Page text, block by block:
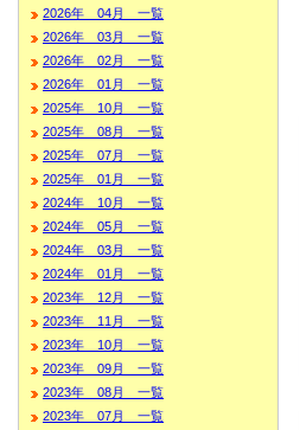
2026年 04月 一覧
2026年 03月 一覧
2026年 02月 一覧
2026年 01月 一覧
2025年 10月 一覧
2025年 08月 一覧
2025年 07月 一覧
2025年 01月 一覧
2024年 10月 一覧
2024年 05月 一覧
2024年 03月 一覧
2024年 01月 一覧
2023年 12月 一覧
2023年 11月 一覧
2023年 10月 一覧
2023年 09月 一覧
2023年 08月 一覧
2023年 07月 一覧